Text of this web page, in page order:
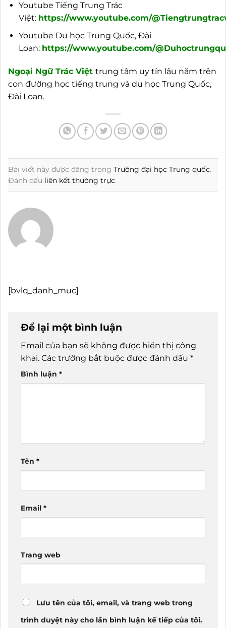
Youtube Tiếng Trung Trác
Việt: https://www.youtube.com/
Youtube Du học Trung Quốc, Đài
Loan: https://www.youtube.com/
Ngoại Ngữ Trác Việt trung tâm uy tín lâu năm trên
con đường học tiếng trung và du học Trung Quốc,
Đài Loan.
Bài viết này được đăng trong Trường đại học Trung quốc.
Đánh dấu liên kết thường trực.
[bvlq_danh_muc]
Để lại một bình luận
Email của bạn sẽ không được hiển thị công
khai. Các trường bắt buộc được đánh dấu *
Bình luận *
Tên *
Email *
Trang web
Lưu tên của tôi, email, và trang web trong
trình duyệt này cho lần bình luận kế tiếp của tôi.